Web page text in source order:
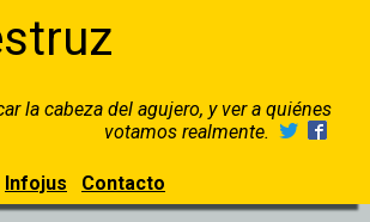
la cabeza del agujero, y ver a quiénes
votamos realmente.
Infojus Contacto